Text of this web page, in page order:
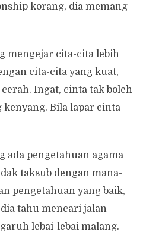
korang, dia memang
mengejar cita-cita lebih
cita-cita yang kuat,
Ingat, cinta tak boleh
kenyang. Bila lapar cinta
ada pengetahuan agama
taksub dengan mana-
pengetahuan yang baik,
tahu mencari jalan
lebai-lebai malang.